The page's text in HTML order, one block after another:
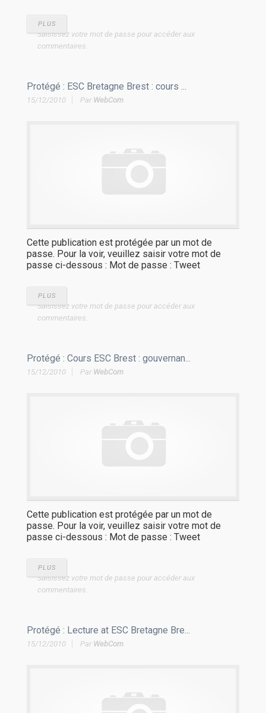
PLUS
Saisissez votre mot de passe pour accéder aux
commentaires.
Protégé : ESC Bretagne Brest : cours ...
15/12/2010 Par WebCom
Cette publication est protégée par un mot de
passe. Pour la voir, veuillez saisir votre mot de
passe ci-dessous : Mot de passe : Tweet
PLUS
Saisissez votre mot de passe pour accéder aux
commentaires.
Protégé : Cours ESC Brest : gouvernan...
15/12/2010 Par WebCom
Cette publication est protégée par un mot de
passe. Pour la voir, veuillez saisir votre mot de
passe ci-dessous : Mot de passe : Tweet
PLUS
Saisissez votre mot de passe pour accéder aux
commentaires.
Protégé : Lecture at ESC Bretagne Bre...
15/12/2010 Par WebCom